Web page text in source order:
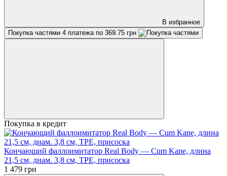
В избранное
Покупка частями 4 платежа по 369.75 грн
Покупка в кредит
Кончающий фаллоимитатор Real Body — Cum Kane, длина
21,5 см, диам. 3,8 см, ТРЕ, присоска
1 479 грн